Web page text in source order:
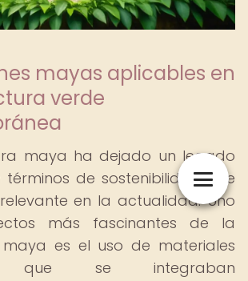
mayas aplicables en
verde
maya ha dejado un legado
términos de sostenibilidad que
en la actualidad. Uno
más fascinantes de la
maya es el uso de materiales
que se integraban